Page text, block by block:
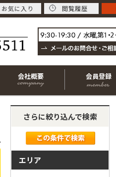
会社概要 会員登録
さらに絞り込んで検索
エリア
お気に入り 閲覧履歴